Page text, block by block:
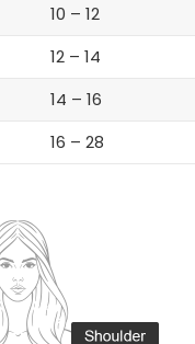
10 – 12
12 – 14
14 – 16
16 – 28